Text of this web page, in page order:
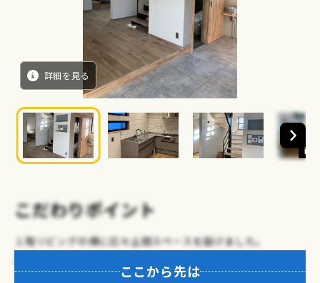
詳細を見る
画
こだわりポイント
１階リビングの横に広々土間スペースを設けました。
ッチンと土間スペースを実現されました。
ここから先は